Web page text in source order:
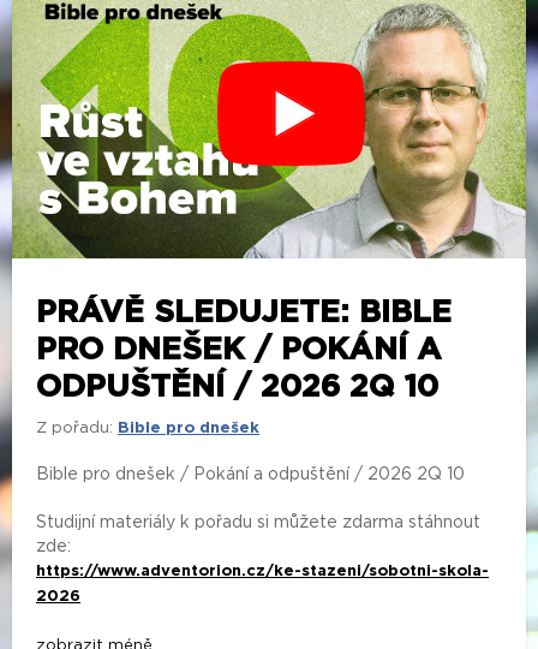
PRÁVĚ SLEDUJETE: BIBLE
PRO DNEŠEK / POKÁNÍ A
ODPUŠTĚNÍ / 2026 2Q 10
Z pořadu: Bible pro dnešek
Bible pro dnešek / Pokání a odpuštění / 2026 2Q 10
Studijní materiály k pořadu si můžete zdarma stáhnout
zde:
https://www.adventorion.cz/ke-stazeni/sobotni-skola-
2026
zobrazit méně